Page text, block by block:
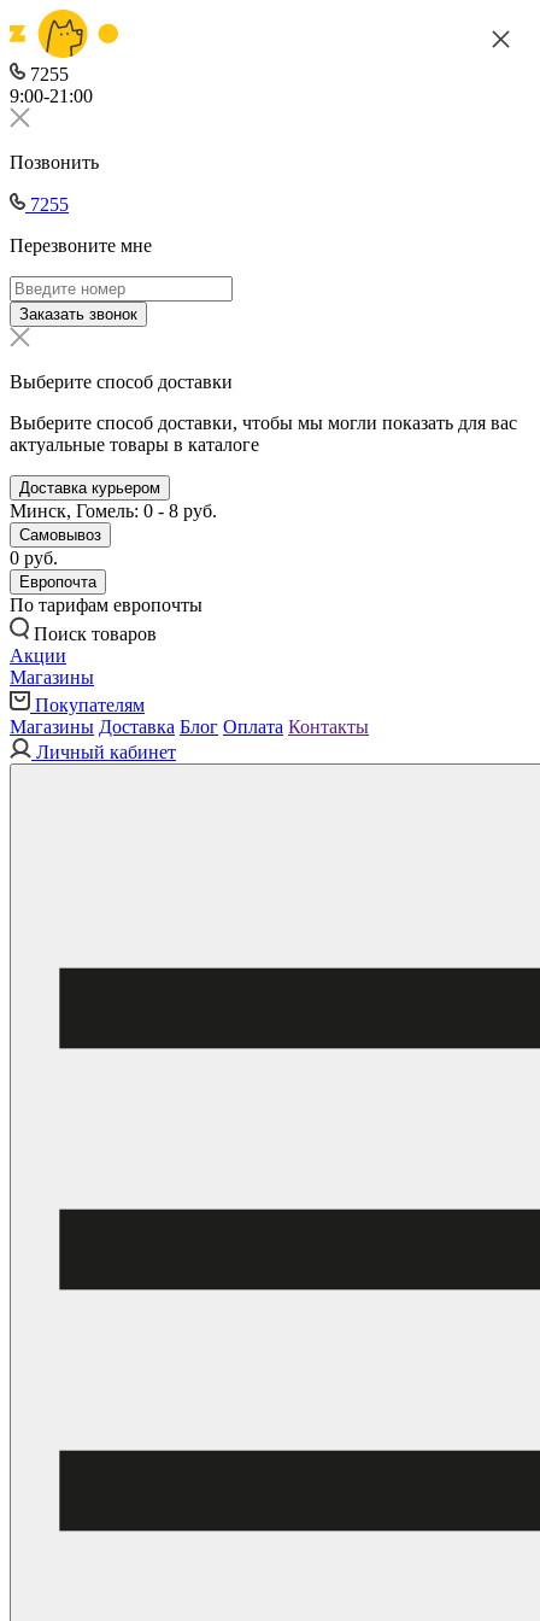
7255
9:00-21:00
Позвонить
7255
Перезвоните мне
Заказать звонок
Выберите способ доставки
Выберите способ доставки, чтобы мы могли показать для вас
актуальные товары в каталоге
Доставка курьером
Минск, Гомель: 0 - 8 руб.
Самовывоз
0 руб.
Европочта
По тарифам европочты
Поиск товаров
Акции
Магазины
Покупателям
Магазины Доставка Блог Оплата Контакты
Личный кабинет